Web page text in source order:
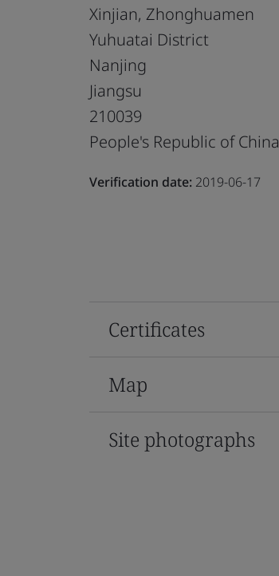
Xinjian, Zhonghuamen
Yuhuatai District
Nanjing
Jiangsu
210039
People's Republic of China
Verification date: 2019-06-17
Certificates
Map
Site photographs